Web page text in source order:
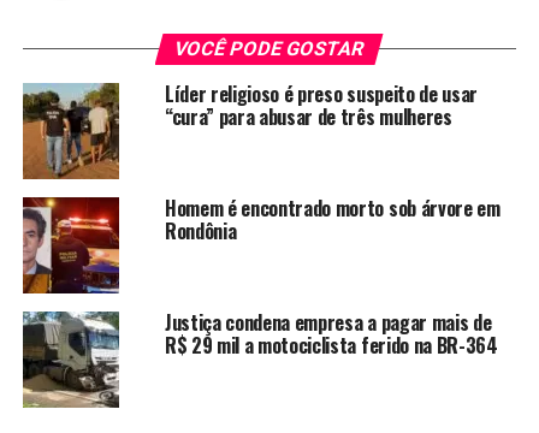
VOCÊ PODE GOSTAR
Líder religioso é preso suspeito de usar
“cura” para abusar de três mulheres
Homem é encontrado morto sob árvore em
Rondônia
Justiça condena empresa a pagar mais de
R$ 29 mil a motociclista ferido na BR-364